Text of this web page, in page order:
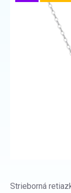
Strieborná